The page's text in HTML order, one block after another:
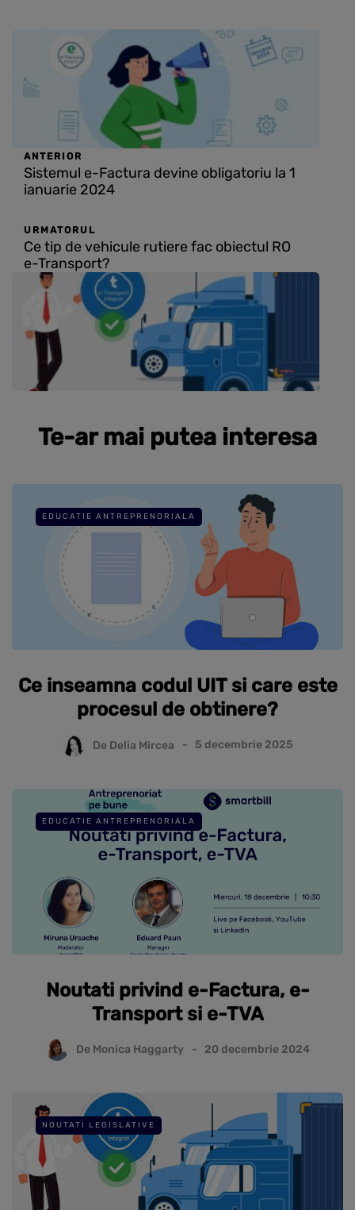
ANTERIOR
Sistemul e-Factura devine obligatoriu la 1
ianuarie 2024
URMATORUL
Ce tip de vehicule rutiere fac obiectul RO
e-Transport?
Te-ar mai putea interesa
EDUCATIE ANTREPRENORIALA
Ce inseamna codul UIT si care este
procesul de obtinere?
De Delia Mircea 5 decembrie 2025
EDUCATIE ANTREPRENORIALA
Noutati privind e-Factura, e-
Transport si e-TVA
De Monica Haggarty 20 decembrie 2024
NOUTATI LEGISLATIVE